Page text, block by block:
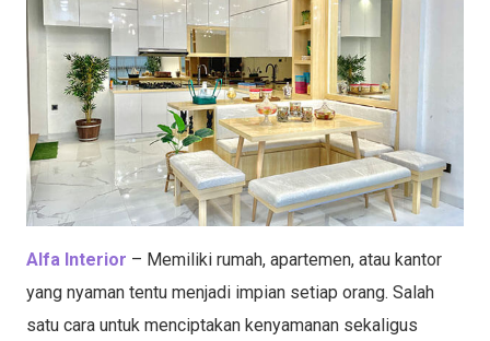
Alfa Interior – Memiliki rumah, apartemen, atau kantor
yang nyaman tentu menjadi impian setiap orang. Salah
satu cara untuk menciptakan kenyamanan sekaligus